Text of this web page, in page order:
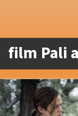
film Pali